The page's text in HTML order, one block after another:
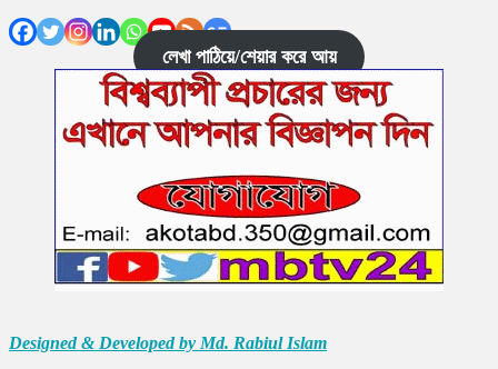
লেখা পাঠিয়ে/শেয়ার করে আয়
Designed & Developed by Md. Rabiul Islam